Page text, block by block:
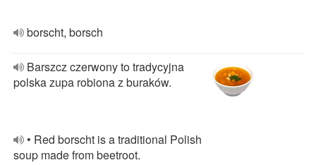
borscht, borsch
Barszcz czerwony to tradycyjna
polska zupa robiona z buraków.
• Red borscht is a traditional Polish
soup made from beetroot.